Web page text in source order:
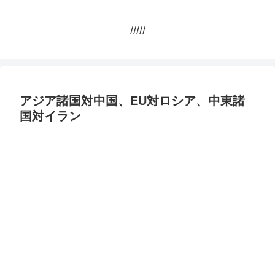
/////
アジア諸国対中国、EU対ロシア、中東諸
国対イラン